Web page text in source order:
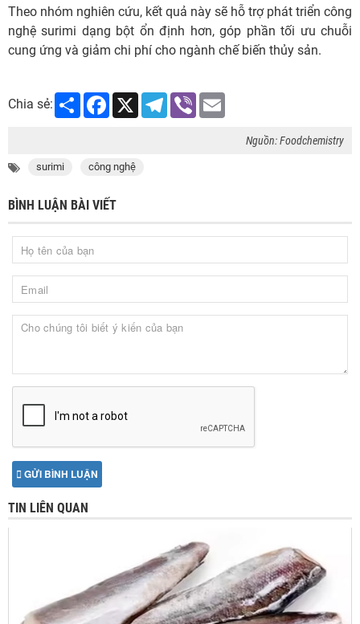
Theo nhóm nghiên cứu, kết quả này sẽ hỗ trợ phát triển công
nghệ surimi dạng bột ổn định hơn, góp phần tối ưu chuỗi
cung ứng và giảm chi phí cho ngành chế biến thủy sản.
Chia sẻ: Share Facebook
X Telegram
Viber
Nguồn: Foodchemistry
surimi công nghệ
BÌNH LUẬN BÀI VIẾT
GỬI BÌNH LUẬN
TIN LIÊN QUAN